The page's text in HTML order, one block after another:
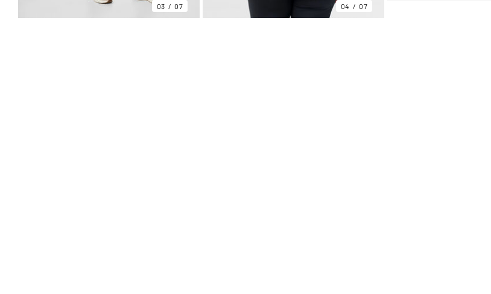
03 07 04 07